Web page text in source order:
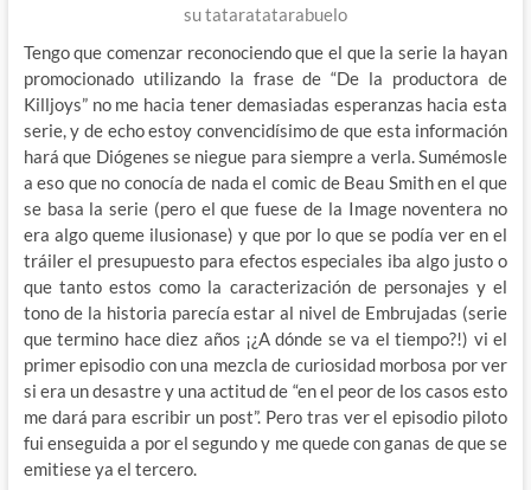
su tataratatarabuelo
Tengo que comenzar reconociendo que el que la serie la hayan
promocionado utilizando la frase de “De la productora de
Killjoys” no me hacia tener demasiadas esperanzas hacia esta
serie, y de echo estoy convencidísimo de que esta información
hará que Diógenes se niegue para siempre a verla. Sumémosle
a eso que no conocía de nada el comic de Beau Smith en el que
se basa la serie (pero el que fuese de la Image noventera no
era algo queme ilusionase) y que por lo que se podía ver en el
tráiler el presupuesto para efectos especiales iba algo justo o
que tanto estos como la caracterización de personajes y el
tono de la historia parecía estar al nivel de Embrujadas (serie
que termino hace diez años ¡¿A dónde se va el tiempo?!) vi el
primer episodio con una mezcla de curiosidad morbosa por ver
si era un desastre y una actitud de “en el peor de los casos esto
me dará para escribir un post”. Pero tras ver el episodio piloto
fui enseguida a por el segundo y me quede con ganas de que se
emitiese ya el tercero.